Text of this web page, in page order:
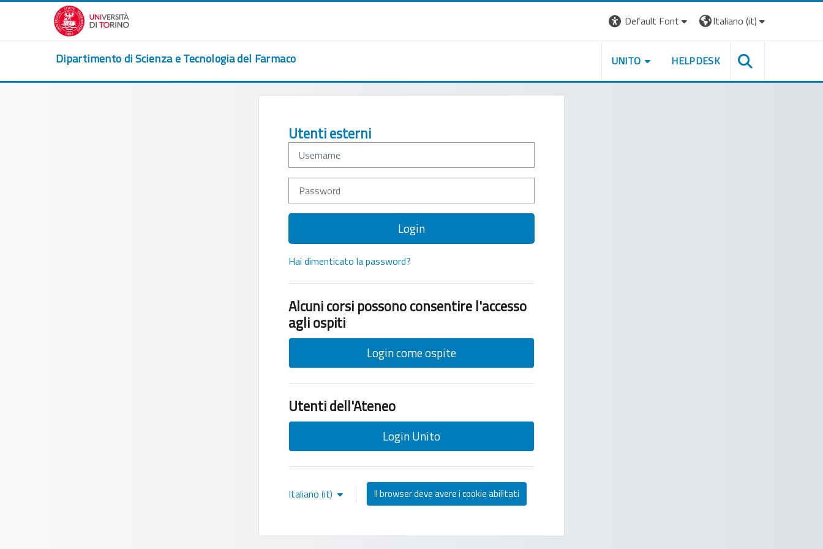
Vai al contenuto principale
Default Font
Italiano ‎(it)‎
Dipartimento di Scienza e Tecnologia del Farmaco UNITO HELPDESK
Username
Password
Login
Hai dimenticato la password?
Alcuni corsi possono consentire l'accesso
agli ospiti
Login come ospite
Utenti dell'Ateneo
Login Unito
Italiano ‎(it)‎ Il browser deve avere i cookie abilitati